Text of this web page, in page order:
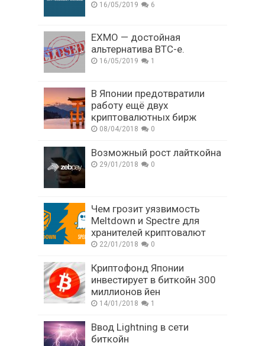
16/05/2019 6
EXMO — достойная
альтернатива BTC-e.
16/05/2019 1
В Японии предотвратили
работу ещё двух
криптовалютных бирж
08/04/2018 0
Возможный рост лайткойна
29/01/2018 0
Чем грозит уязвимость
Meltdown и Spectre для
хранителей криптовалют
22/01/2018 0
Криптофонд Японии
инвестирует в биткойн 300
миллионов йен
14/01/2018 1
Ввод Lightning в сети
биткойн